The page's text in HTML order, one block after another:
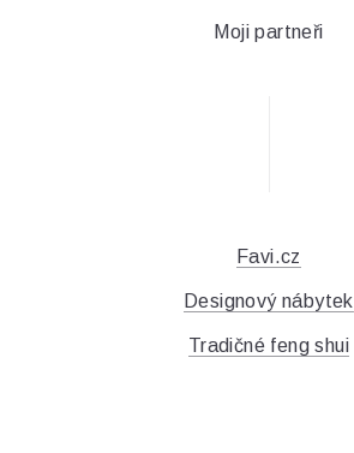
Moji partneři
Favi.cz
Designový nábytek
Tradičné feng shui